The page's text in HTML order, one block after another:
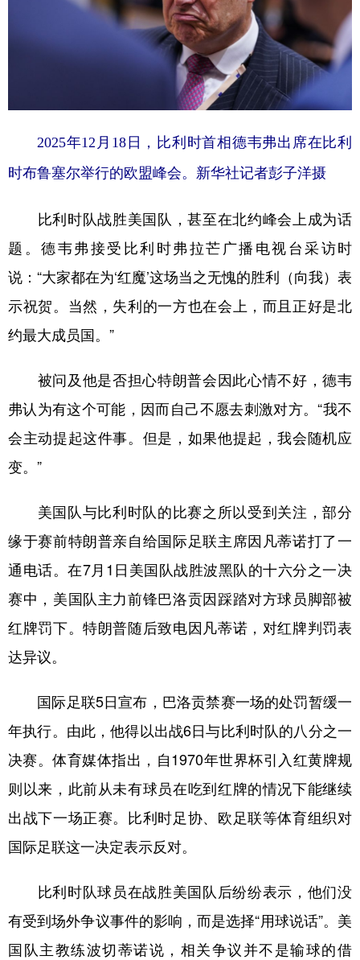
一带一路 亚太网
地方频道
北京 天津 河北 山西
辽宁 吉林 上海 江苏
浙江 安徽 福建 江西
山东 河南 湖北 湖南
广东 广西 海南 重庆
四川 贵州 云南 西藏
陕西
新疆 内蒙古 黑龙江
多语种频道
Русский язык 日本語 한국어
Deutsch Português
2025年12月18日，比利时首相德韦弗出席在比利
时布鲁塞尔举行的欧盟峰会。新华社记者彭子洋摄
比利时队战胜美国队，甚至在北约峰会上成为话
题。德韦弗接受比利时弗拉芒广播电视台采访时
说：“大家都在为‘红魔’这场当之无愧的胜利（向我）表
示祝贺。当然，失利的一方也在会上，而且正好是北
约最大成员国。”
被问及他是否担心特朗普会因此心情不好，德韦
弗认为有这个可能，因而自己不愿去刺激对方。“我不
会主动提起这件事。但是，如果他提起，我会随机应
变。”
美国队与比利时队的比赛之所以受到关注，部分
缘于赛前特朗普亲自给国际足联主席因凡蒂诺打了一
通电话。在7月1日美国队战胜波黑队的十六分之一决
赛中，美国队主力前锋巴洛贡因踩踏对方球员脚部被
红牌罚下。特朗普随后致电因凡蒂诺，对红牌判罚表
达异议。
国际足联5日宣布，巴洛贡禁赛一场的处罚暂缓一
年执行。由此，他得以出战6日与比利时队的八分之一
决赛。体育媒体指出，自1970年世界杯引入红黄牌规
则以来，此前从未有球员在吃到红牌的情况下能继续
出战下一场正赛。比利时足协、欧足联等体育组织对
国际足联这一决定表示反对。
比利时队球员在战胜美国队后纷纷表示，他们没
有受到场外争议事件的影响，而是选择“用球说话”。美
国队主教练波切蒂诺说，相关争议并不是输球的借